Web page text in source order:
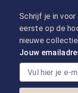
Schrijf je in
eerste op de
nieuwe
Jouw